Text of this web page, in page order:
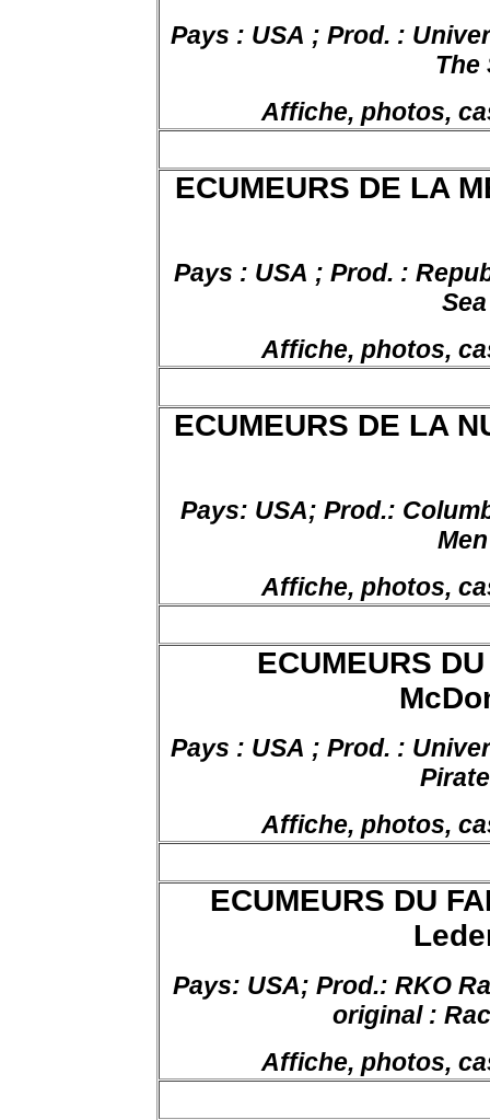
Pays : USA ; Prod. :
The
Affiche, photos,
ECUMEURS DE LA
Pays : USA ; Prod. :
Affiche, photos,
ECUMEURS DE LA
Pays: USA; Prod.:
Affiche, photos,
ECUMEURS
Pays : USA ; Prod. :
Affiche, photos,
ECUMEURS DU
Pays: USA; Prod.: RKO
original :
Affiche, photos,